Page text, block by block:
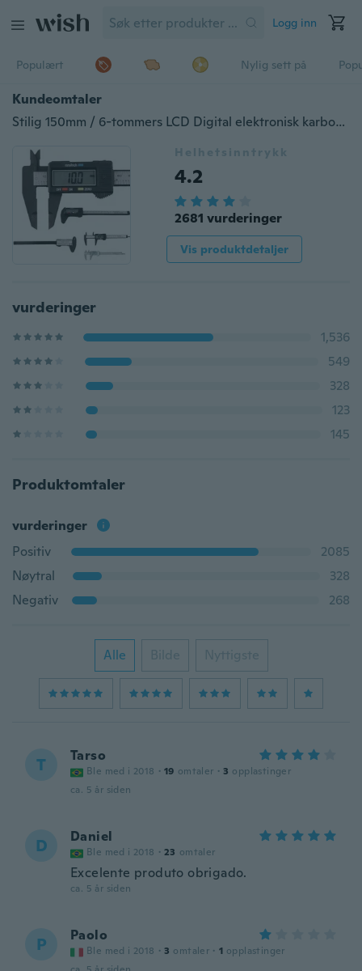
Logg inn
Populært Nylig sett på
Kundeomtaler
Stilig 150mm / 6-tommers LCD Digital elektronisk karbonfiber Vernier caliper Gauge Micromete
Helhetsinntrykk
4.2
2681 vurderinger
Vis produktdetaljer
vurderinger
1,536
549
328
123
145
Produktomtaler
vurderinger
Positiv
2085
Nøytral
328
Negativ
268
Alle Bilde Nyttigste
T Tarso
Ble med i 2018 · 19 omtaler · 3 opplastinger
ca. 5 år siden
D Daniel
Ble med i 2018 · 23 omtaler
Excelente produto obrigado.
ca. 5 år siden
P Paolo
Ble med i 2018 · 3 omtaler · 1 opplastinger